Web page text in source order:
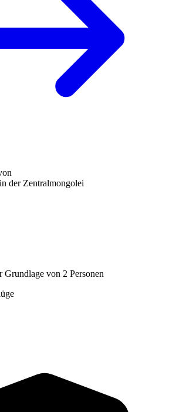
der Zentralmongolei
Grundlage von 2 Personen